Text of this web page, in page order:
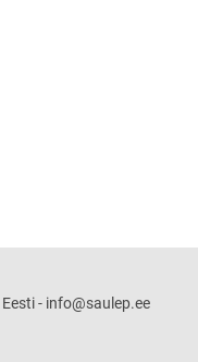
- info@saulep.ee